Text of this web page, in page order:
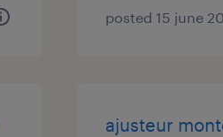
posted 15 june
ajusteur